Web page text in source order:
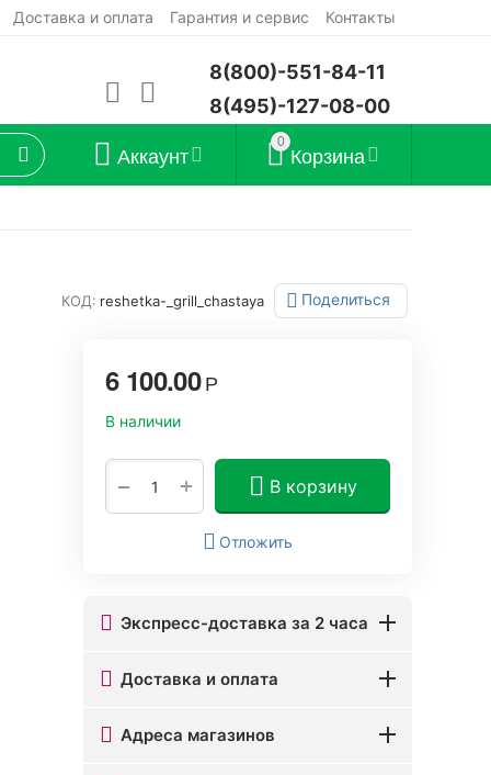
Доставка и оплата Гарантия и сервис Контакты
8(800)-551-84-11
8(495)-127-08-00
0 Корзина
Аккаунт
КОД: reshetka-_grill_chastaya Поделиться
6 100.00Р
В наличии
+
− В корзину
Отложить
Экспресс-доставка за 2 часа
Доставка и оплата
Адреса магазинов